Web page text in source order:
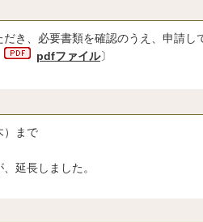
き、必要書類を確認のうえ、申請し
pdfファイル〕
）まで
延長しました。